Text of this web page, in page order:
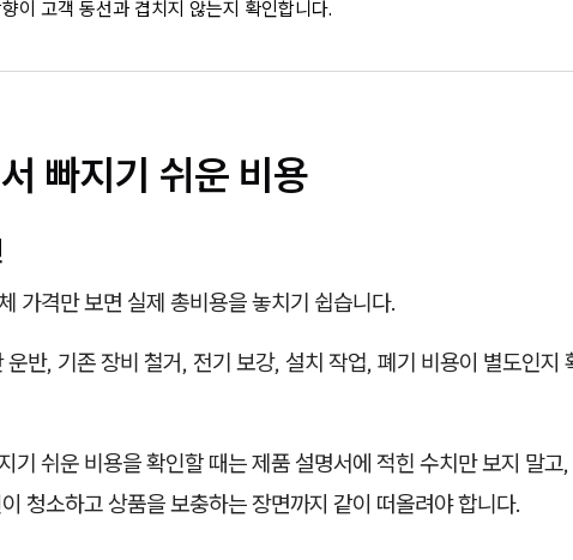
이 고객 동선과 겹치지 않는지 확인합니다.
빠지기 쉬운 비용
가격만 보면 실제 총비용을 놓치기 쉽습니다.
운반, 기존 장비 철거, 전기 보강, 설치 작업, 폐기 비용이 별도인지
기 쉬운 비용을 확인할 때는 제품 설명서에 적힌 수치만 보지 말고
청소하고 상품을 보충하는 장면까지 같이 떠올려야 합니다.